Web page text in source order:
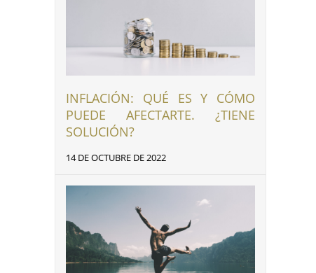
INFLACIÓN: QUÉ ES Y CÓMO
PUEDE AFECTARTE. ¿TIENE
SOLUCIÓN?
14 DE OCTUBRE DE 2022